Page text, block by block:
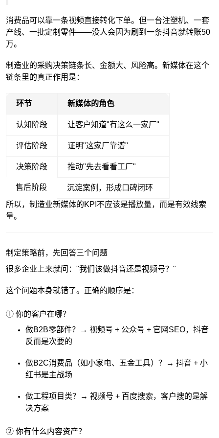
消费品可以靠一条视频直接转化下单。但一台注塑机、一套
产线、一批定制零件——没人会因为刷到一条抖音就转账50
万。
制造业的采购决策链条长、金额大、风险高。新媒体在这个
链条里的真正作用是：
环节 新媒体的角色
认知阶段 让客户知道"有这么一家厂"
评估阶段 证明"这家厂靠谱"
决策阶段 推动"先去看看工厂"
售后阶段
沉淀案例，形成口碑闭环
所以，制造业新媒体的KPI不应该是播放量，而是有效线索
量。
制定策略前，先回答三个问题
很多企业上来就问："我们该做抖音还是视频号？"
这个问题本身就错了。正确的顺序是：
① 你的客户在哪？
做B2B零部件？→ 视频号 + 公众号 + 官网SEO，抖音
反而是次要的
做B2C消费品（如小家电、五金工具）？→ 抖音 + 小
红书是主战场
做工程项目类？→ 视频号 + 百度搜索，客户搜的是解
决方案
② 你有什么内容资产？